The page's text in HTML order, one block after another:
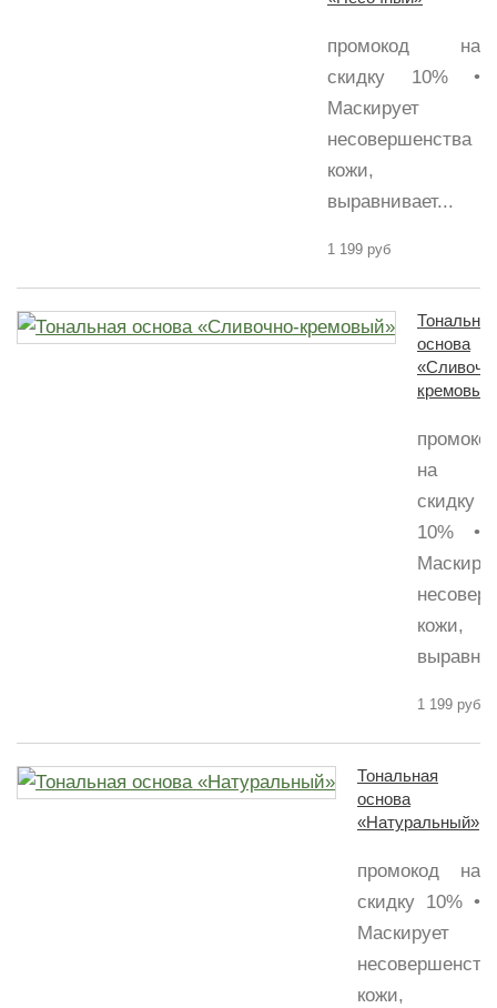
промокод на
скидку 10% •
Маскирует
несовершенства
кожи,
выравнивает...
1 199 руб
Тональная
основа
на
скидку
10% •
кожи,
1 199 руб
Тональная
основа
«Натуральный»
промокод на
скидку 10% •
Маскирует
кожи,